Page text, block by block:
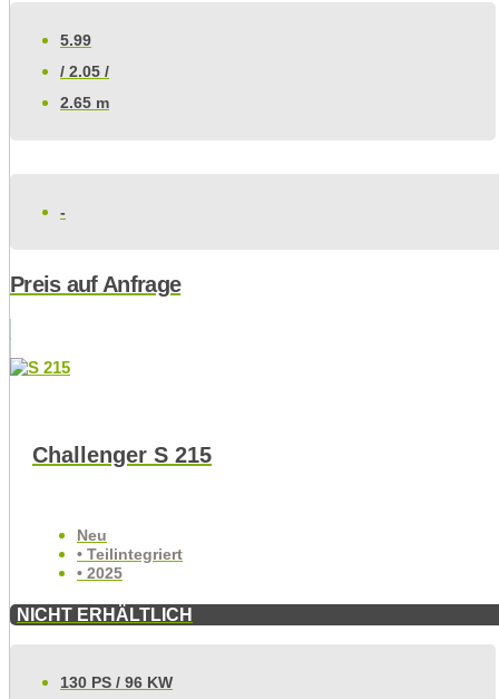
5.99
/ 2.05 /
2.65 m
-
Preis auf Anfrage
Challenger S 215
Neu
• Teilintegriert
• 2025
NICHT ERHÄLTLICH
130 PS / 96 KW